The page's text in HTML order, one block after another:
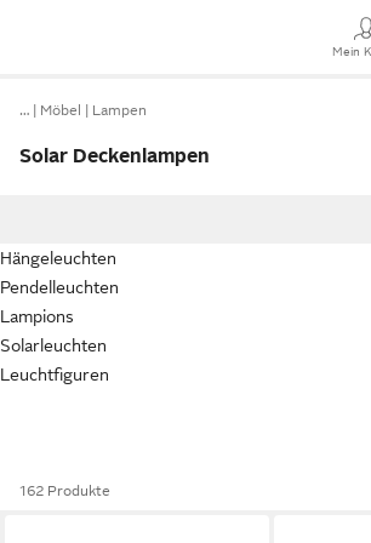
Mein
… Möbel Lampen
Solar Deckenlampen
Hängeleuchten
Pendelleuchten
Lampions
Solarleuchten
Leuchtfiguren
162 Produkte